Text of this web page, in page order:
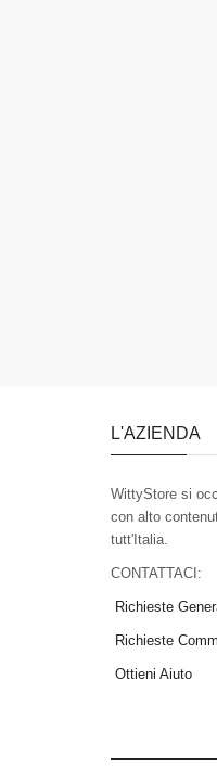
L'AZIENDA
WittyStore si
con alto
tutt'Italia.
CONTATTACI:
Richieste
Richieste
Ottieni Aiuto